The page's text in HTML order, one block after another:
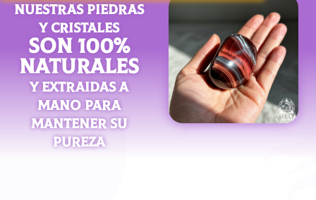
NUESTRAS PIEDRAS
Y CRISTALES
SON 100%
NATURALES
Y EXTRAIDAS A
MANO PARA
MANTENER SU
PUREZA